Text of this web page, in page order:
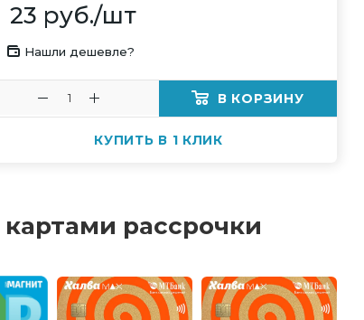
23 руб./шт
Нашли дешевле?
В КОРЗИНУ
КУПИТЬ В 1 КЛИК
рассрочки